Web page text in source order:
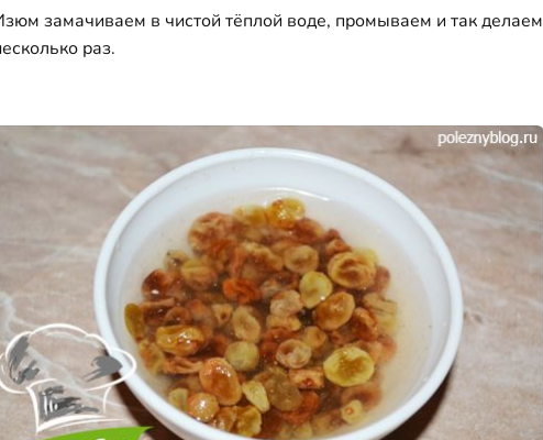
замачиваем в чистой тёплой воде, промываем и так делаем
раз.